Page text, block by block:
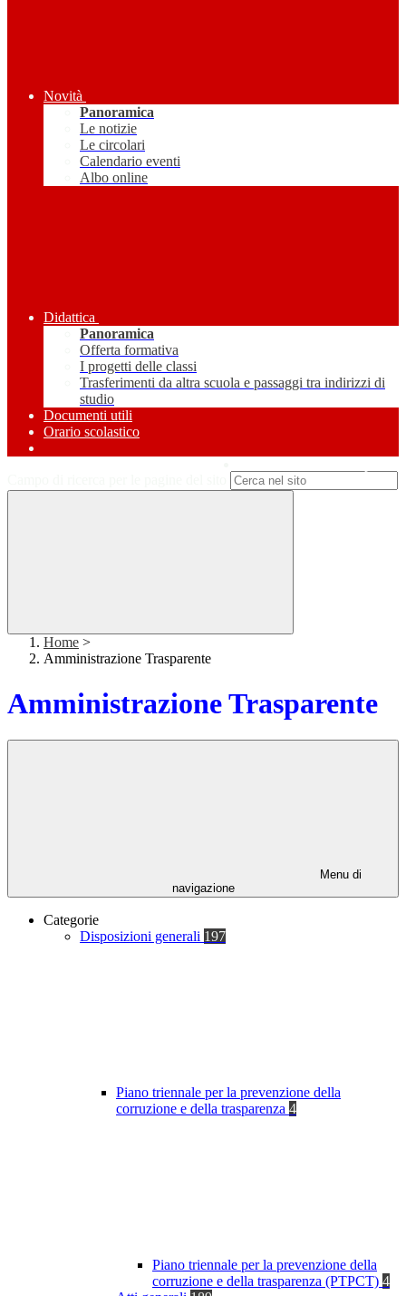
Novità
Panoramica
Le notizie
Le circolari
Calendario eventi
Albo online
Didattica
Panoramica
Offerta formativa
I progetti delle classi
Trasferimenti da altra scuola e passaggi tra indirizzi di
studio
Documenti utili
Orario scolastico
Home >
Amministrazione Trasparente
Amministrazione Trasparente
Menu di
navigazione
Categorie
Disposizioni generali 197
Piano triennale per la prevenzione della
corruzione e della trasparenza 4
Piano triennale per la prevenzione della
corruzione e della trasparenza (PTPCT) 4